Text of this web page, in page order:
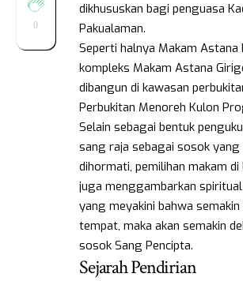
0
dikhususkan bagi penguasa
Pakualaman.
Seperti halnya Makam Astana
kompleks Makam Astana
dibangun di kawasan
Perbukitan Menoreh Kulon
Selain sebagai bentuk
sang raja sebagai sosok yang
dihormati, pemilihan makam
juga menggambarkan
yang meyakini bahwa
tempat, maka akan semakin
sosok Sang Pencipta.
Sejarah Pendirian